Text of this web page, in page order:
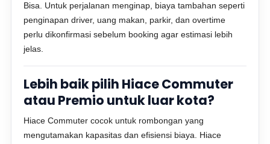
Bisa. Untuk perjalanan menginap, biaya tambahan seperti
penginapan driver, uang makan, parkir, dan overtime
perlu dikonfirmasi sebelum booking agar estimasi lebih
jelas.
Lebih baik pilih Hiace Commuter
atau Premio untuk luar kota?
Hiace Commuter cocok untuk rombongan yang
mengutamakan kapasitas dan efisiensi biaya. Hiace